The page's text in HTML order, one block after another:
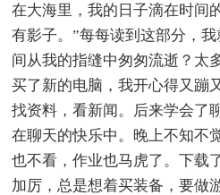
在大海里，我的日子滴在时间
有影子。”每每读到这部分，
间从我的指缝中匆匆流逝？太
买了新的电脑，我开心得又蹦
找资料，看新闻。后来学会了
在聊天的快乐中。晚上不知不
也不看，作业也马虎了。下载
加厉，总是想着买装备，要